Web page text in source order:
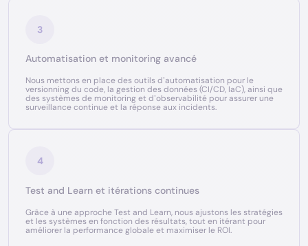
3
Automatisation et monitoring avancé
Nous mettons en place des outils d’automatisation pour le
versionning du code, la gestion des données (CI/CD, IaC), ainsi que
des systèmes de monitoring et d’observabilité pour assurer une
surveillance continue et la réponse aux incidents.
4
Test and Learn et itérations continues
Grâce à une approche Test and Learn, nous ajustons les stratégies
et les systèmes en fonction des résultats, tout en itérant pour
améliorer la performance globale et maximiser le ROI.